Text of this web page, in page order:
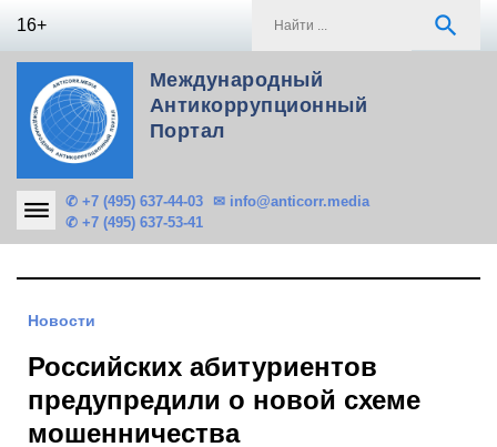
16+ search
Международный
Антикоррупционный
Портал
✆ +7 (495) 637-44-03
✆ +7 (495) 637-53-41
✉ info@anticorr.media
Новости
Российских абитуриентов
предупредили о новой схеме
мошенничества